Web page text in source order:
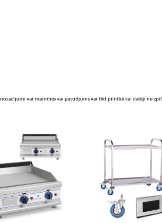
var mainīties vai pasūtījums var tikt pilnībā vai daļēji